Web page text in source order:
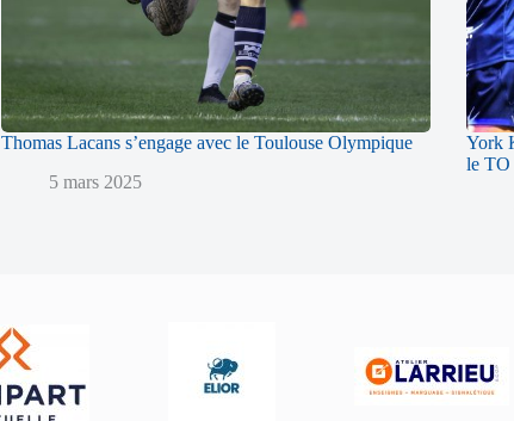
Thomas Lacans s’engage avec le Toulouse Olympique
5 mars 2025
York
le TO